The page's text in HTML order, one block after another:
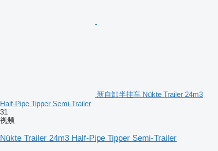
新自卸半挂车 Nükte Trailer 24m3
Half-Pipe Tipper Semi-Trailer
31
视频
Nükte Trailer 24m3 Half-Pipe Tipper Semi-Trailer